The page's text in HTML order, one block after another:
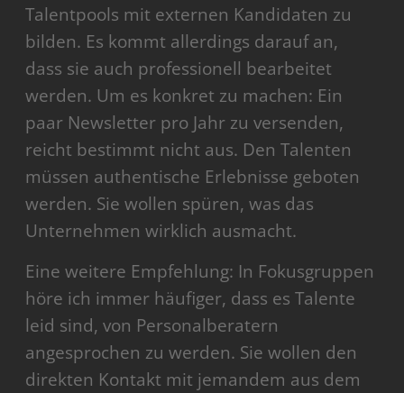
Talentpools mit externen Kandidaten zu
bilden. Es kommt allerdings darauf an,
dass sie auch professionell bearbeitet
werden. Um es konkret zu machen: Ein
paar Newsletter pro Jahr zu versenden,
reicht bestimmt nicht aus. Den Talenten
müssen authentische Erlebnisse geboten
werden. Sie wollen spüren, was das
Unternehmen wirklich ausmacht.
Eine weitere Empfehlung: In Fokusgruppen
höre ich immer häufiger, dass es Talente
leid sind, von Personalberatern
angesprochen zu werden. Sie wollen den
direkten Kontakt mit jemandem aus dem